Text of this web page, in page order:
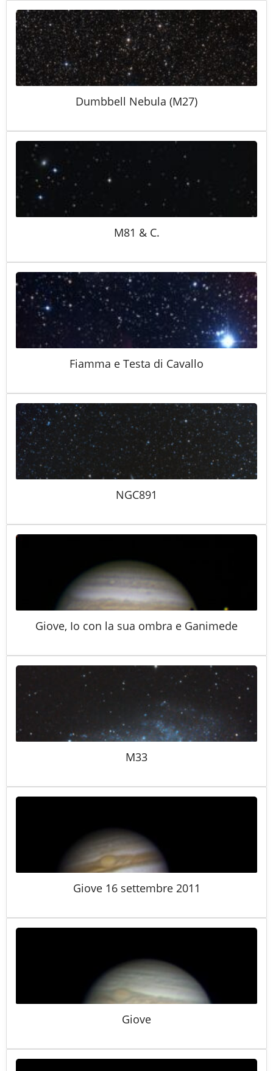
Dumbbell Nebula (M27)
M81 & C.
Fiamma e Testa di Cavallo
NGC891
Giove, Io con la sua ombra e Ganimede
M33
Giove 16 settembre 2011
Giove